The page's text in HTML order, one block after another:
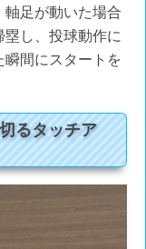
軸足が動いた場合
し、投球動作に
間にスタートを
るタッチア